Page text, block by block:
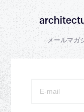
メールマガ